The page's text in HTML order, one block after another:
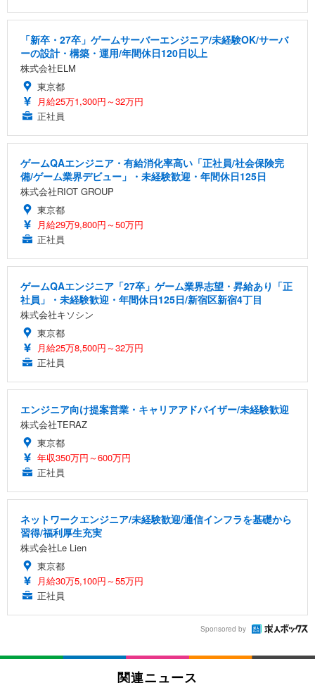
「新卒・27卒」ゲームサーバーエンジニア/未経験OK/サーバ
ーの設計・構築・運用/年間休日120日以上
株式会社ELM
東京都
月給25万1,300円～32万円
正社員
ゲームQAエンジニア・有給消化率高い「正社員/社会保険完
備/ゲーム業界デビュー」・未経験歓迎・年間休日125日
株式会社RIOT GROUP
東京都
月給29万9,800円～50万円
正社員
ゲームQAエンジニア「27卒」ゲーム業界志望・昇給あり「正
社員」・未経験歓迎・年間休日125日/新宿区新宿4丁目
株式会社キソシン
東京都
月給25万8,500円～32万円
正社員
エンジニア向け提案営業・キャリアアドバイザー/未経験歓迎
株式会社TERAZ
東京都
年収350万円～600万円
正社員
ネットワークエンジニア/未経験歓迎/通信インフラを基礎から
習得/福利厚生充実
株式会社Le Lien
東京都
月給30万5,100円～55万円
正社員
Sponsored by
関連ニュース